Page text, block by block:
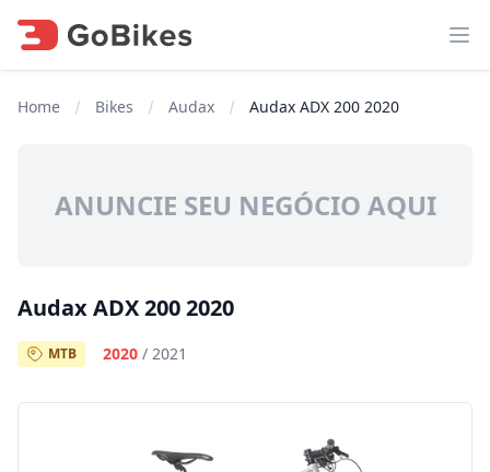
Home Bikes Audax Audax ADX 200 2020
ANUNCIE SEU NEGÓCIO AQUI
Audax ADX 200 2020
MTB 2020 / 2021